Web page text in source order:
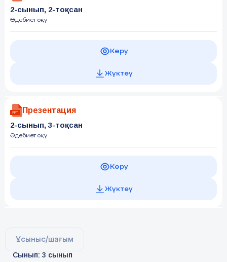
2-сынып, 2-тоқсан
Әдебиет оқу
Көру
Жүктеу
Презентация
2-сынып, 3-тоқсан
Әдебиет оқу
Көру
Жүктеу
Ұсыныс/шағым
Сынып: 3 сынып